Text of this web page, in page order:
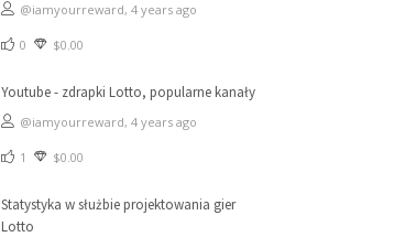
@iamyourreward, 4 years ago
0 $0.00
Youtube - zdrapki Lotto, popularne kanały
@iamyourreward, 4 years ago
1 $0.00
Statystyka w służbie projektowania gier
Lotto